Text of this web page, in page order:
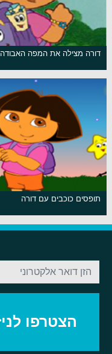
דורה מצילה את המפה האבודה
תופסים כוכבים עם דורה